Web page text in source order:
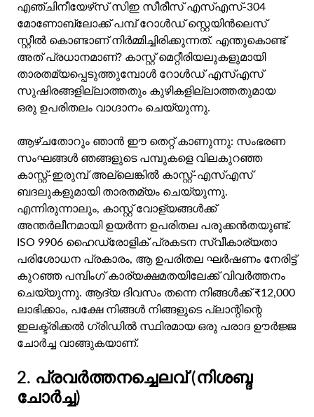
എഞ്ചിനീയേഴ്‌സ് സിഇ സീരീസ് എസ്എസ്-304
മോണോബ്ലോക്ക് പമ്പ് റോൾഡ് സ്റ്റെയിൻലെസ്
സ്റ്റീൽ കൊണ്ടാണ് നിർമ്മിച്ചിരിക്കുന്നത്. എന്തുകൊണ്ട്
അത് പ്രധാനമാണ്? കാസ്റ്റ് മെറ്റീരിയലുകളുമായി
താരതമ്യപ്പെടുത്തുമ്പോൾ റോൾഡ് എസ്എസ്
സുഷിരങ്ങളില്ലാത്തതും കുഴികളില്ലാത്തതുമായ
ഒരു ഉപരിതലം വാഗ്ദാനം ചെയ്യുന്നു.
ആഴ്ചതോറും ഞാൻ ഈ തെറ്റ് കാണുന്നു: സംഭരണ
സംഘങ്ങൾ ഞങ്ങളുടെ പമ്പുകളെ വിലകുറഞ്ഞ
കാസ്റ്റ്-ഇരുമ്പ് അല്ലെങ്കിൽ കാസ്റ്റ്-എസ്എസ്
ബദലുകളുമായി താരതമ്യം ചെയ്യുന്നു.
എന്നിരുന്നാലും, കാസ്റ്റ് വോള്യങ്ങൾക്ക്
അന്തർലീനമായി ഉയർന്ന ഉപരിതല പരുക്കൻതയുണ്ട്.
ISO 9906 ഹൈഡ്രോളിക് പ്രകടന സ്വീകാര്യതാ
പരിശോധന പ്രകാരം, ആ ഉപരിതല ഘർഷണം നേരിട്ട്
കുറഞ്ഞ പമ്പിംഗ് കാര്യക്ഷമതയിലേക്ക് വിവർത്തനം
ചെയ്യുന്നു. ആദ്യ ദിവസം തന്നെ നിങ്ങൾക്ക് ₹12,000
ലാഭിക്കാം, പക്ഷേ നിങ്ങൾ നിങ്ങളുടെ പ്ലാന്റിന്റെ
ഇലക്ട്രിക്കൽ ഗ്രിഡിൽ സ്ഥിരമായ ഒരു പരാദ ഊർജ്ജ
ചോർച്ച വാങ്ങുകയാണ്.
2. പ്രവർത്തനച്ചെലവ് (നിശബ്ദ
ചോർച്ച)